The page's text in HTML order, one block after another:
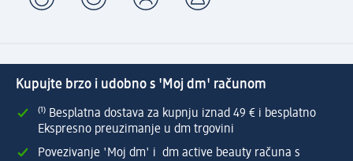
Kupujte brzo i udobno s 'Moj dm' računom
⁽¹⁾ Besplatna dostava za kupnju iznad 49 € i besplatno
Ekspresno preuzimanje u dm trgovini
Povezivanje 'Moj dm' i dm active beauty računa s